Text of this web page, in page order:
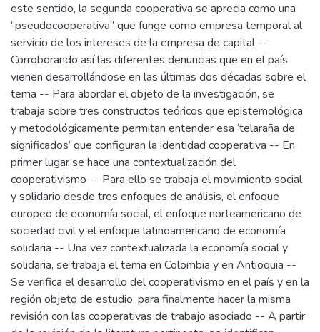
este sentido, la segunda cooperativa se aprecia como una
“pseudocooperativa” que funge como empresa temporal al
servicio de los intereses de la empresa de capital --
Corroborando así las diferentes denuncias que en el país
vienen desarrollándose en las últimas dos décadas sobre el
tema -- Para abordar el objeto de la investigación, se
trabaja sobre tres constructos teóricos que epistemológica
y metodológicamente permitan entender esa ‘telaraña de
significados’ que configuran la identidad cooperativa -- En
primer lugar se hace una contextualización del
cooperativismo -- Para ello se trabaja el movimiento social
y solidario desde tres enfoques de análisis, el enfoque
europeo de economía social, el enfoque norteamericano de
sociedad civil y el enfoque latinoamericano de economía
solidaria -- Una vez contextualizada la economía social y
solidaria, se trabaja el tema en Colombia y en Antioquia --
Se verifica el desarrollo del cooperativismo en el país y en la
región objeto de estudio, para finalmente hacer la misma
revisión con las cooperativas de trabajo asociado -- A partir